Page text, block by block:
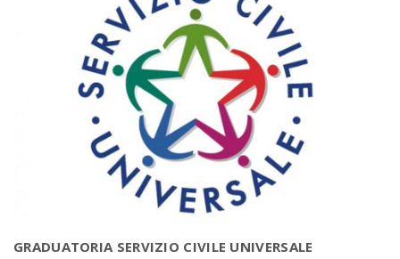
GRADUATORIA SERVIZIO CIVILE UNIVERSALE